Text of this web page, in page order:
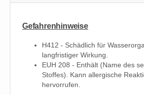
Gefahrenhinweise
H412 - Schädlich für
langfristiger Wirkung.
EUH 208 - Enthält (Name des
Stoffes). Kann allergische
hervorrufen.